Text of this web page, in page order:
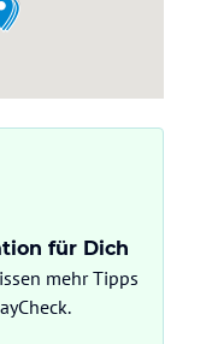
für Dich
mehr Tipps